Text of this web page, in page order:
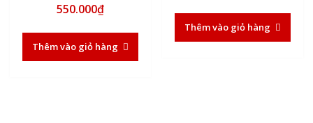
5.00
5 sao
550.000₫
Thêm vào giỏ hàng
Thêm vào giỏ hàng